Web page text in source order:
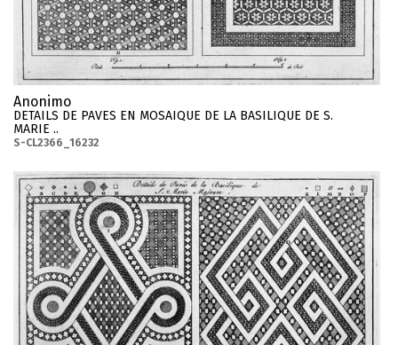
Anonimo
DETAILS DE PAVES EN MOSAIQUE DE LA BASILIQUE DE S.
MARIE ..
S-CL2366_16232